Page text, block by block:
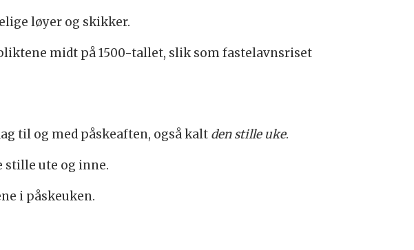
løyer og skikker.
midt på 1500-tallet, slik som fastelavnsriset
til og med påskeaften, også kalt den stille uke.
stille ute og inne.
i påskeuken.